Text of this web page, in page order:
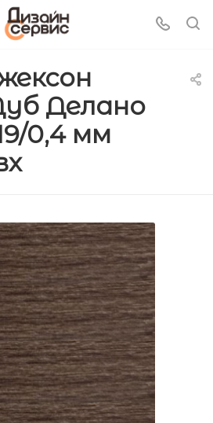
Делано
0,4 мм